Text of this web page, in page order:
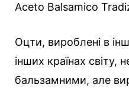
Aceto Balsamico
Оцти, вироблені в
інших країнах світу,
бальзамними, але